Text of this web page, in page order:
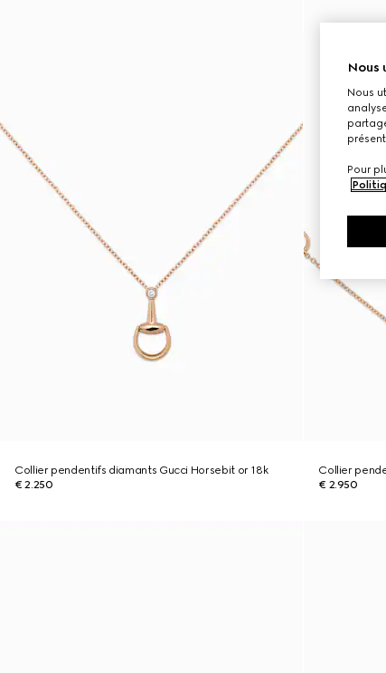
Collier pendentifs diamants Gucci Horsebit or 18k
€ 2.250
Collier
€ 2.950
Nous
Nous
Pour